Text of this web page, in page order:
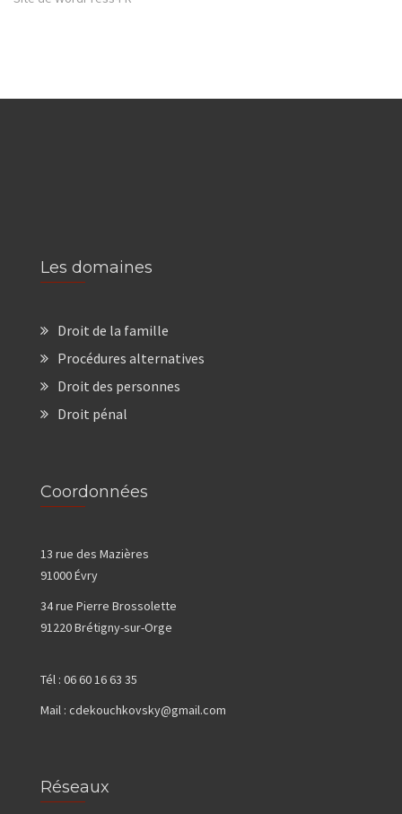
Les domaines
Droit de la famille
Procédures alternatives
Droit des personnes
Droit pénal
Coordonnées
13 rue des Mazières
91000 Évry
34 rue Pierre Brossolette
91220 Brétigny-sur-Orge
Tél : 06 60 16 63 35
Mail : cdekouchkovsky@gmail.com
Réseaux